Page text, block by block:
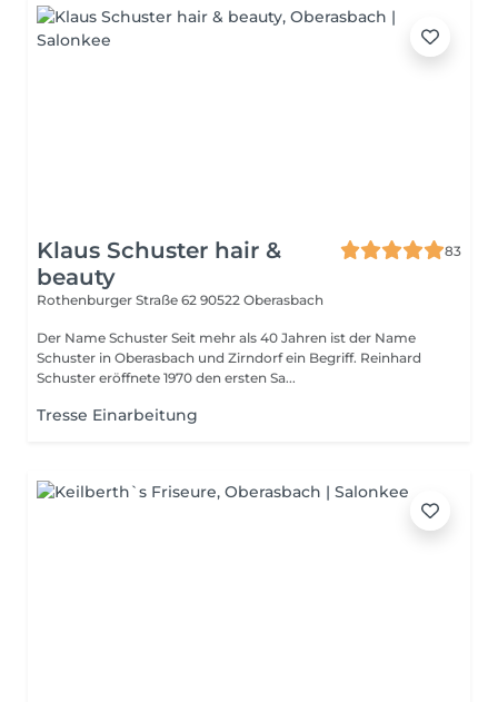
Klaus Schuster hair &
beauty
83
Rothenburger Straße 62 90522 Oberasbach
Der Name Schuster Seit mehr als 40 Jahren ist der Name
Schuster in Oberasbach und Zirndorf ein Begriff. Reinhard
Schuster eröffnete 1970 den ersten Sa...
Tresse Einarbeitung